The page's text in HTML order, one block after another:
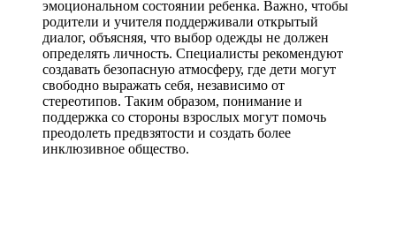
эмоциональном состоянии ребенка. Важно, чтобы
родители и учителя поддерживали открытый
диалог, объясняя, что выбор одежды не должен
определять личность. Специалисты рекомендуют
создавать безопасную атмосферу, где дети могут
свободно выражать себя, независимо от
стереотипов. Таким образом, понимание и
поддержка со стороны взрослых могут помочь
преодолеть предвзятости и создать более
инклюзивное общество.